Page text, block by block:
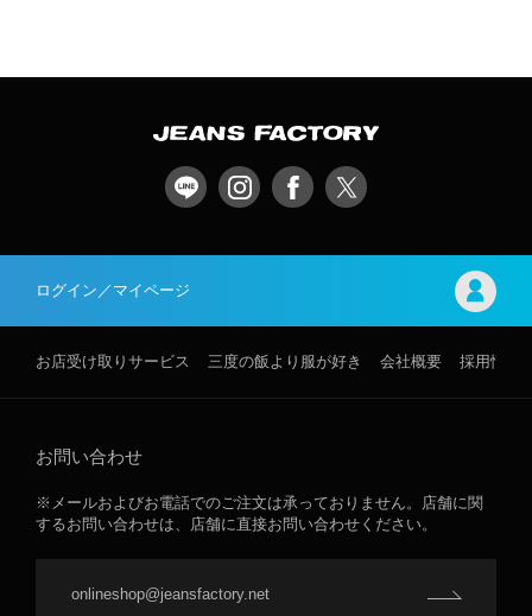
ログイン／マイページ
お店受け取りサービス 三度の飯より服が好き 会社概要 採用情報
お問い合わせ
※メールおよびお電話でのご注文は承っておりません。店舗に関
するお問い合わせは、店舗に直接お問い合わせください。
onlineshop@jeansfactory.net